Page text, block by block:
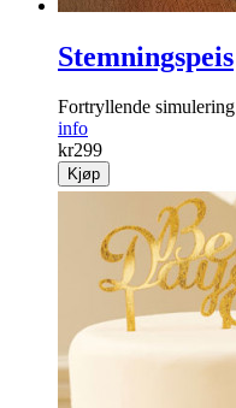
Stemningspeis
Fortryllende
info
kr299
Kjøp